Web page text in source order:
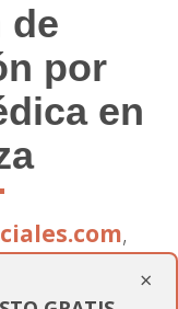
de
por
en
,
ofrecemos×